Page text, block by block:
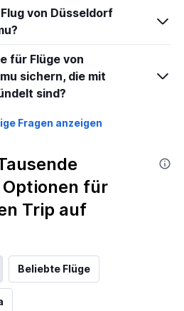
von Düsseldorf
für Flüge von
sichern, die mit
sind?
Fragen anzeigen
für
Trip auf
Beliebte Flüge